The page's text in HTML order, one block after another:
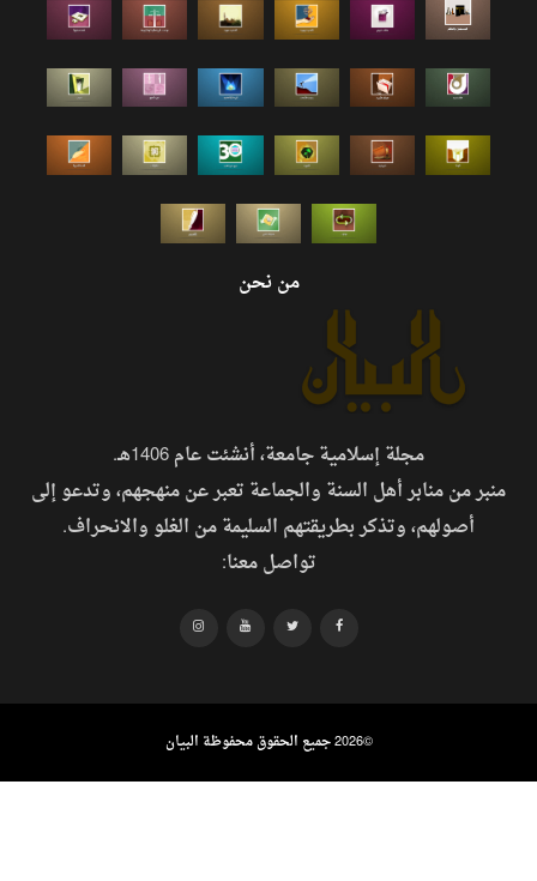
من نحن
مجلة إسلامية جامعة، أنشئت عام 1406هـ.
منبر من منابر أهل السنة والجماعة تعبر عن منهجهم، وتدعو إلى
أصولهم، وتذكر بطريقتهم السليمة من الغلو والانحراف.
تواصل معنا:
2026 جميع الحقوق محفوظة البيان